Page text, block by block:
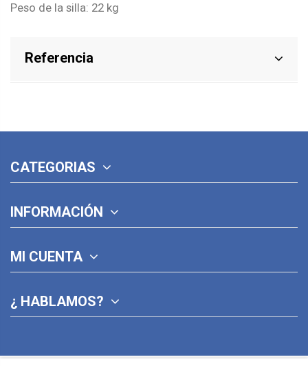
Peso de la silla: 22 kg
Referencia
CATEGORIAS
INFORMACIÓN
MI CUENTA
¿ HABLAMOS?